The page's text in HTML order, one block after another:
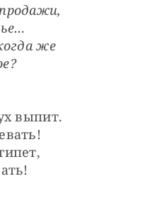
же
выпит.